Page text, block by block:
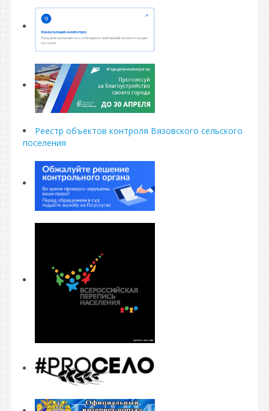
Реестр объектов контроля Вязовского сельского
поселения